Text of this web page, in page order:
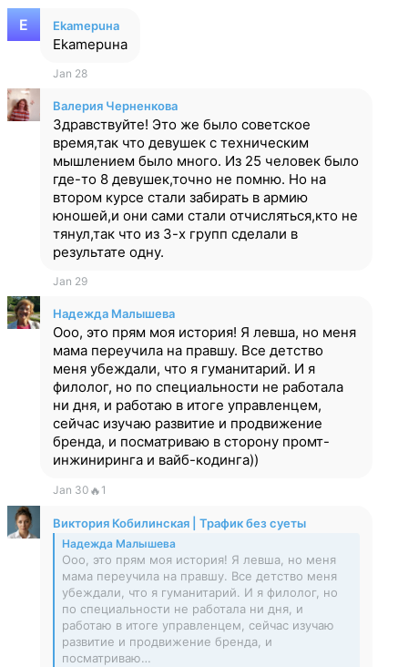
Ekamepuна
Еkamepuна
Jan 28
Валерия Черненкова
Здравствуйте! Это же было советское
время,так что девушек с техническим
мышлением было много. Из 25 человек было
где-то 8 девушек,точно не помню. Но на
втором курсе стали забирать в армию
юношей,и они сами стали отчисляться,кто не
тянул,так что из 3-х групп сделали в
результате одну.
Jan 29
Надежда Малышева
Ооо, это прям моя история! Я левша, но меня
мама переучила на правшу. Все детство
меня убеждали, что я гуманитарий. И я
филолог, но по специальности не работала
ни дня, и работаю в итоге управленцем,
сейчас изучаю развитие и продвижение
бренда, и посматриваю в сторону промт-
инжиниринга и вайб-кодинга))
Jan 30 🔥 1
Виктория Кобилинская | Трафик без суеты
Надежда Малышева
Ооо, это прям моя история! Я левша, но меня
мама переучила на правшу. Все детство меня
убеждали, что я гуманитарий. И я филолог, но
по специальности не работала ни дня, и
работаю в итоге управленцем, сейчас изучаю
развитие и продвижение бренда, и
посматриваю…